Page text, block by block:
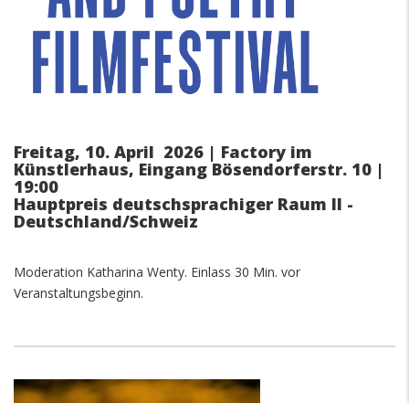
Freitag, 10. April 2026 | Factory im
Künstlerhaus, Eingang Bösendorferstr. 10 |
19:00
Hauptpreis deutschsprachiger Raum II -
Deutschland/Schweiz
Moderation Katharina Wenty. Einlass 30 Min. vor
Veranstaltungsbeginn.